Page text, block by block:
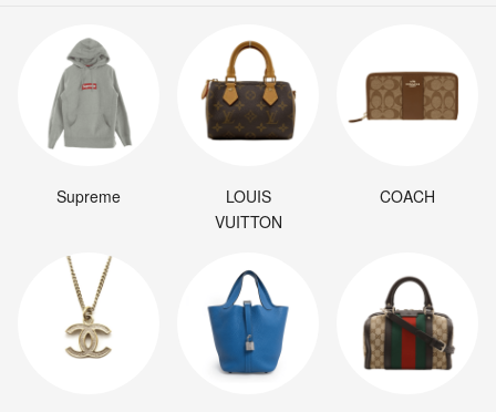
Supreme
LOUIS
VUITTON
COACH